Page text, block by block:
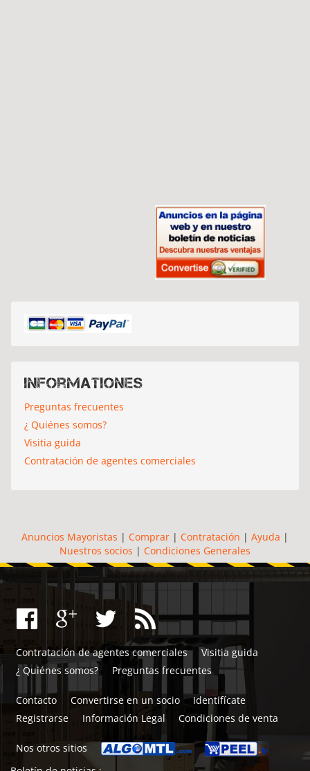
Informationes
Preguntas frecuentes
¿ Quiénes somos?
Visitia guida
Contratación de agentes comerciales
Anuncios Mayoristas | Comprar | Contratación | Ayuda |
Nuestros socios | Condiciones Generales
Contratación de agentes comerciales
Visitia guida
¿ Quiénes somos?
Preguntas frecuentes
Contacto Convertirse en un socio
Identifícate
Registrarse
Información Legal Condiciones de venta
Nos otros sitios